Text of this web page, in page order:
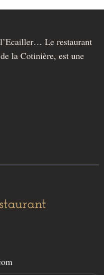
Le restaurant
la Cotinière, est une